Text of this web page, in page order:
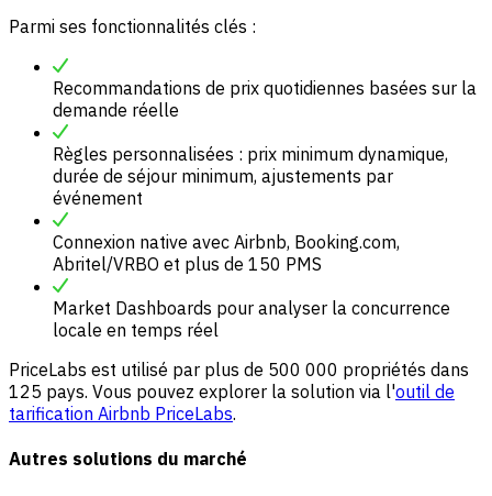
Parmi ses fonctionnalités clés :
Recommandations de prix quotidiennes basées sur la
demande réelle
Règles personnalisées : prix minimum dynamique,
durée de séjour minimum, ajustements par
événement
Connexion native avec Airbnb, Booking.com,
Abritel/VRBO et plus de 150 PMS
Market Dashboards pour analyser la concurrence
locale en temps réel
PriceLabs est utilisé par plus de 500 000 propriétés dans
125 pays. Vous pouvez explorer la solution via l'outil de
tarification Airbnb PriceLabs.
Autres solutions du marché